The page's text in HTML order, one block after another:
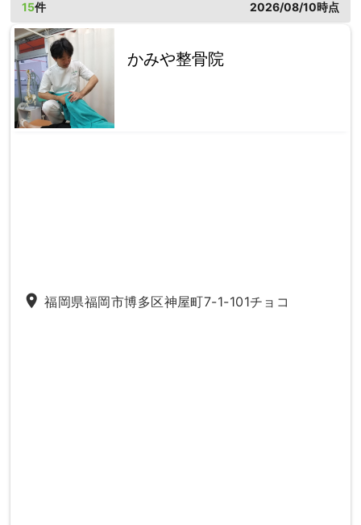
15件 2026/08/10時点
かみや整骨院
place 福岡県福岡市博多区神屋町7-1-101チョコ